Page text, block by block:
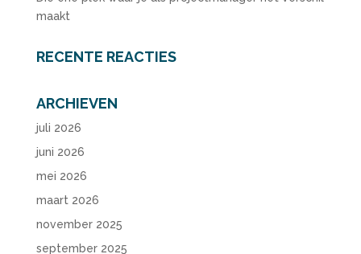
maakt
RECENTE REACTIES
ARCHIEVEN
juli 2026
juni 2026
mei 2026
maart 2026
november 2025
september 2025